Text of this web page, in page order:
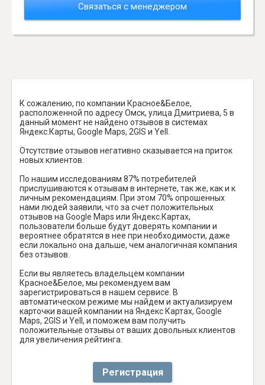
Связаться с менеджером
К сожалению, по компании Красное&Белое,
расположенной по адресу Омск, улица Дмитриева, 5 в
данный момент не найдено отзывов в системах
Яндекс.Карты, Google Maps, 2GIS и Yell.
Отсутствие отзывов негативно сказывается на приток
новых клиентов.
По нашим исследованиям 87% потребителей
прислушиваются к отзывам в интернете, так же, как и к
личным рекомендациям. При этом 70% опрошенных
нами людей заявили, что за счет положительных
отзывов на Google Maps или Яндекс.Картах,
пользователи больше будут доверять компании и
вероятнее обратятся в нее при необходимости, даже
если локально она дальше, чем аналогичная компания
без отзывов.
Если вы являетесь владельцем компании
Красное&Белое, мы рекомендуем вам
зарегистрироваться в нашем сервисе. В
автоматическом режиме мы найдем и актуализируем
карточки вашей компании на Яндекс Картах, Google
Maps, 2GIS и Yell, и поможем вам получить
положительные отзывы от ваших довольных клиентов
для увеличения рейтинга.
Регистрация